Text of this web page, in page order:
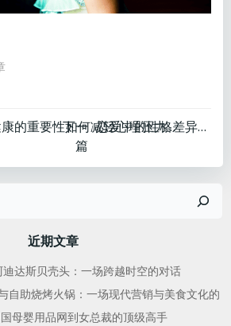
女性心理健康的重要性如何减轻心理压力和焦虑
文
章
航
下一
篇
恋爱中的性格差异处理
近期文章
达斯贝壳头：一场跨越时空的对话
自助烧烤火锅：一场现代营销与美食文化的
母婴用品网到女总裁的顶级高手